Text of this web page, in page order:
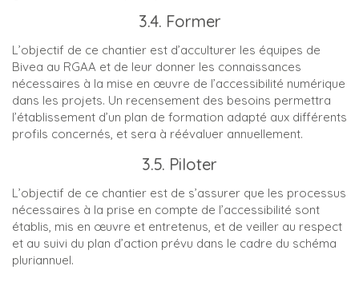
3.4. Former
L’objectif de ce chantier est d’acculturer les équipes de
Bivea au RGAA et de leur donner les connaissances
nécessaires à la mise en œuvre de l’accessibilité numérique
dans les projets. Un recensement des besoins permettra
l’établissement d’un plan de formation adapté aux différents
profils concernés, et sera à réévaluer annuellement.
3.5. Piloter
L’objectif de ce chantier est de s’assurer que les processus
nécessaires à la prise en compte de l’accessibilité sont
établis, mis en œuvre et entretenus, et de veiller au respect
et au suivi du plan d’action prévu dans le cadre du schéma
pluriannuel.